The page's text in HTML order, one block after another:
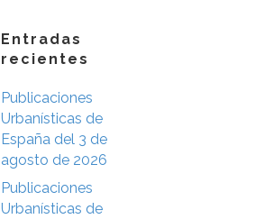
Entradas
recientes
Publicaciones
Urbanísticas de
España del 3 de
agosto de 2026
Publicaciones
Urbanísticas de